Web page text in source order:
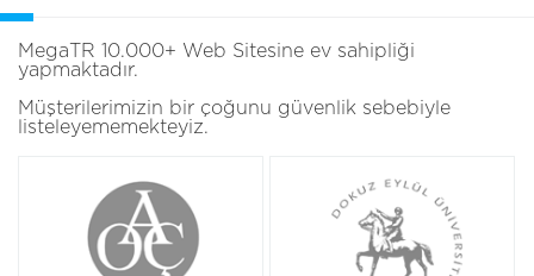
MegaTR 10.000+ Web Sitesine ev sahipliği
yapmaktadır.
Müşterilerimizin bir çoğunu güvenlik sebebiyle
listeleyememekteyiz.